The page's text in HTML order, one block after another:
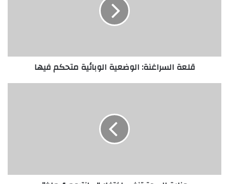
قلعة السراغنة: الوضعية الوبائية متحكم فيها